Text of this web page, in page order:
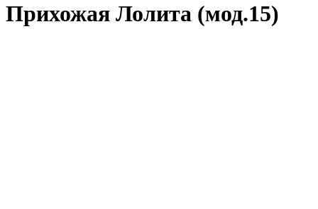
Прихожая Лолита (мод.15)